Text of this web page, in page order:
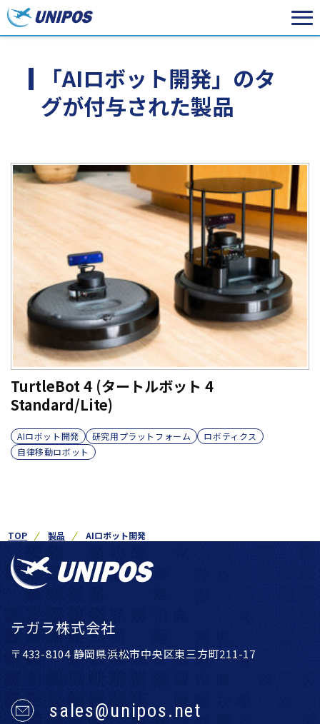
「AIロボット開発」のタ
グが付与された製品
TurtleBot 4 (タートルボット 4
Standard/Lite)
AIロボット開発 研究用プラットフォーム
ロボティクス
自律移動ロボット
TOP 製品 AIロボット開発
テガラ株式会社
〒433-8104 静岡県浜松市中央区東三方町211-17
sales@unipos.net